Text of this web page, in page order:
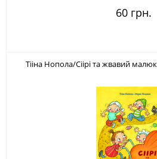
60 грн.
Тііна Нопола/Сіірі та жвавий